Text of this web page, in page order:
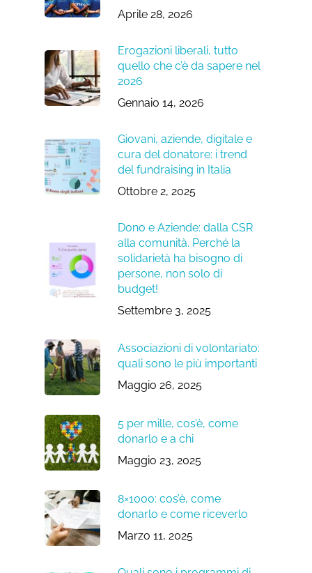
Aprile 28, 2026
Erogazioni liberali, tutto
quello che c’è da sapere nel
2026
Gennaio 14, 2026
Giovani, aziende, digitale e
cura del donatore: i trend
del fundraising in Italia
Ottobre 2, 2025
Dono e Aziende: dalla CSR
alla comunità. Perché la
solidarietà ha bisogno di
persone, non solo di
budget!
Settembre 3, 2025
Associazioni di volontariato:
quali sono le più importanti
Maggio 26, 2025
5 per mille, cos’è, come
donarlo e a chi
Maggio 23, 2025
8×1000: cos’è, come
donarlo e come riceverlo
Marzo 11, 2025